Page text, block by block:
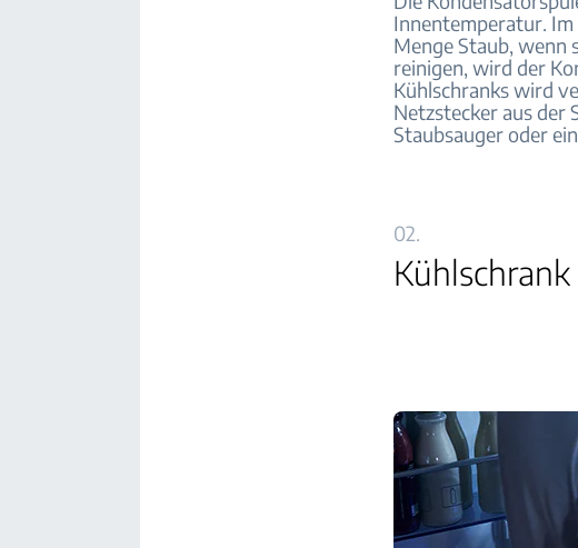
Innentemperatur. Im
Menge Staub, wenn
reinigen, wird der
Kühlschranks wird
Netzstecker aus der
Staubsauger oder
02.